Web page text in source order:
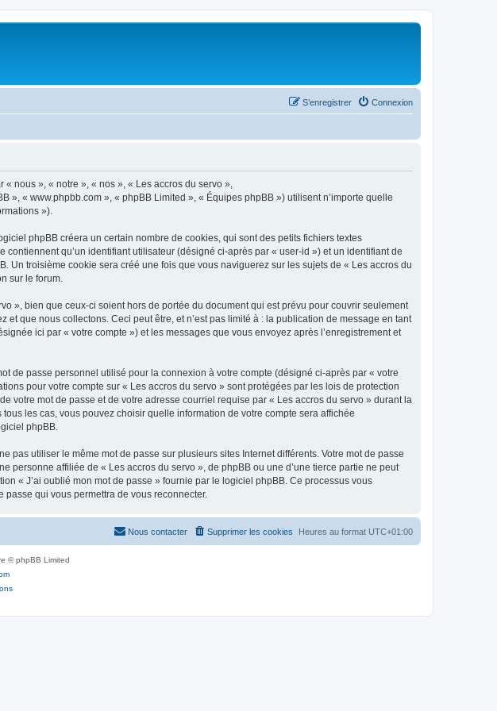
Connexion
S’enregistrer
nous », « notre », « nos », « Les accros du servo »,
« www.phpbb.com », « phpBB Limited », « Équipes phpBB ») utilisent n’importe quelle
»).
phpBB créera un certain nombre de cookies, qui sont des petits fichiers textes
qu’un identifiant utilisateur (désigné ci-après par « user-id ») et un identifiant de
troisième cookie sera créé une fois que vous naviguerez sur les sujets de « Les accros du
sur le forum.
», bien que ceux-ci soient hors de portée du document qui est prévu pour couvrir seulement
que nous collectons. Ceci peut être, et n’est pas limité à : la publication de message en tant
ici par « votre compte ») et les messages que vous envoyez après l’enregistrement et
de passe personnel utilisé pour la connexion à votre compte (désigné ci-après par « votre
pour votre compte sur « Les accros du servo » sont protégées par les lois de protection
votre mot de passe et de votre adresse courriel requise par « Les accros du servo » durant la
les cas, vous pouvez choisir quelle information de votre compte sera affichée
phpBB.
pas utiliser le même mot de passe sur plusieurs sites Internet différents. Votre mot de passe
personne affiliée de « Les accros du servo », de phpBB ou une d’une tierce partie ne peut
« J’ai oublié mon mot de passe » fournie par le logiciel phpBB. Ce processus vous
qui vous permettra de vous reconnecter.
Heures au format UTC+01:00
Supprimer les cookies
Nous contacter
© phpBB Limited